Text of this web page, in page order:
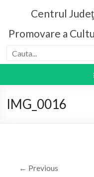
Centrul
Promovare a
IMG_0016
← Previous